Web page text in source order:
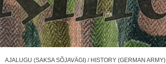
AJALUGU (SAKSA SÕJAVÄGI) / HISTORY (GERMAN ARMY)